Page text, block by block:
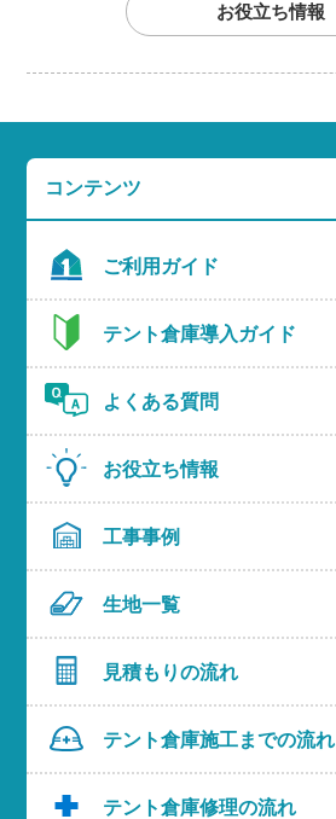
お役立ち情報
コンテンツ
ご利用ガイド
テント倉庫導入ガイド
よくある質問
お役立ち情報
工事事例
生地一覧
見積もりの流れ
テント倉庫施工までの流れ
テント倉庫修理の流れ